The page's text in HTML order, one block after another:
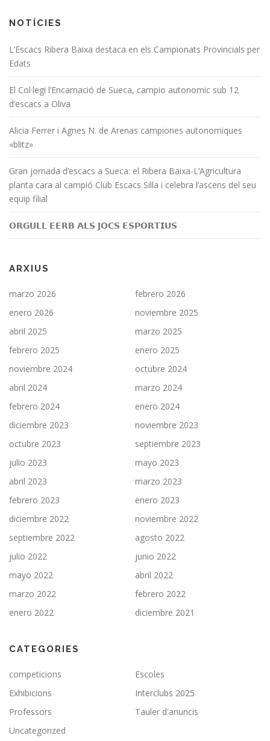
NOTÍCIES
L’Escacs Ribera Baixa destaca en els Campionats Provincials per
Edats
El Col·legi l’Encarnació de Sueca, campio autonomic sub 12
d’escacs a Oliva
Alicia Ferrer i Agnes N. de Arenas campiones autonomiques
«blitz»
Gran jornada d’escacs a Sueca: el Ribera Baixa-L’Agricultura
planta cara al campió Club Escacs Silla i celebra l’ascens del seu
equip filial
𝗢𝗥𝗚𝗨𝗟𝗟 𝗘𝗘𝗥𝗕 𝗔𝗟𝗦 𝗝𝗢𝗖𝗦 𝗘𝗦𝗣𝗢𝗥𝗧𝗜𝗨𝗦
ARXIUS
marzo 2026
febrero 2026
enero 2026
noviembre 2025
abril 2025
marzo 2025
febrero 2025
enero 2025
noviembre 2024
octubre 2024
abril 2024
marzo 2024
febrero 2024
enero 2024
diciembre 2023
noviembre 2023
octubre 2023
septiembre 2023
julio 2023
mayo 2023
abril 2023
marzo 2023
febrero 2023
enero 2023
diciembre 2022
noviembre 2022
septiembre 2022
agosto 2022
julio 2022
junio 2022
mayo 2022
abril 2022
marzo 2022
febrero 2022
enero 2022
diciembre 2021
CATEGORIES
competicions
Escoles
Exhibicions
Interclubs 2025
Professors
Tauler d'anuncis
Uncategorized